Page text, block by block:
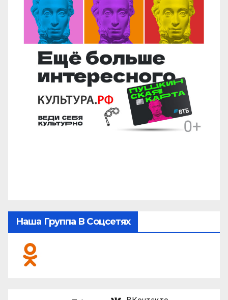
Наша Группа В Соцсетях